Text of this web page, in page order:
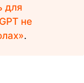
для
не
.